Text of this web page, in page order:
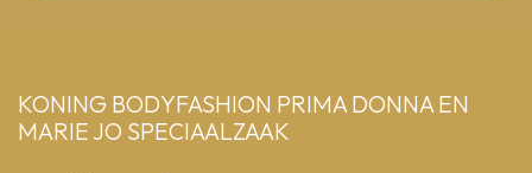
KONING BODYFASHION PRIMA DONNA EN
MARIE JO SPECIAALZAAK